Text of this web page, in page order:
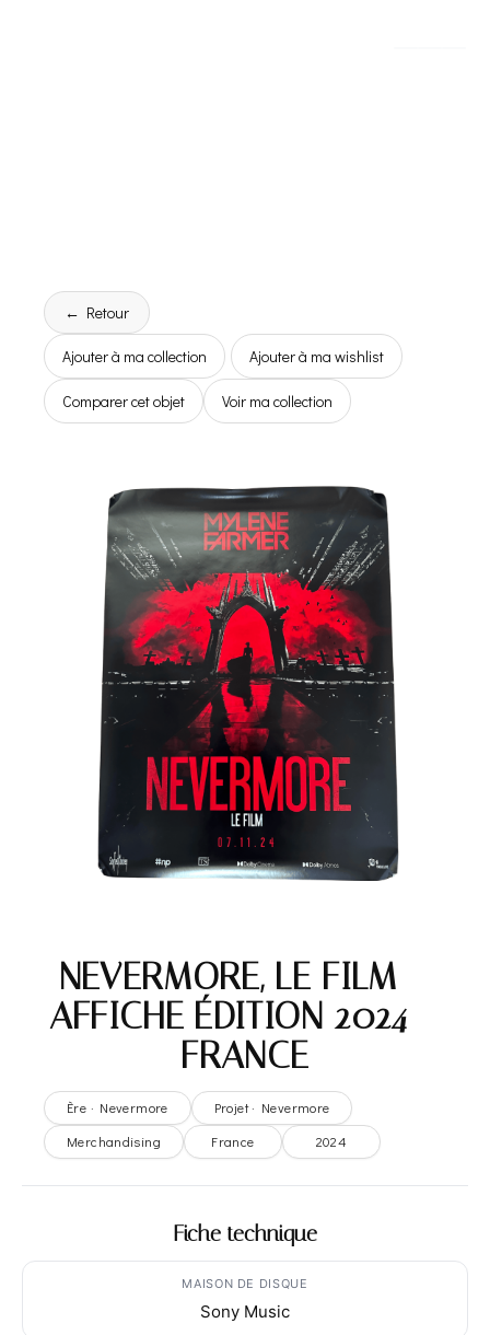
← Retour
Ajouter à ma collection Ajouter à ma wishlist
Comparer cet objet Voir ma collection
NEVERMORE, LE FILM –
AFFICHE ÉDITION 2024 –
FRANCE
Ère · Nevermore
Projet · Nevermore
Merchandising
France 2024
Fiche technique
MAISON DE DISQUE
Sony Music